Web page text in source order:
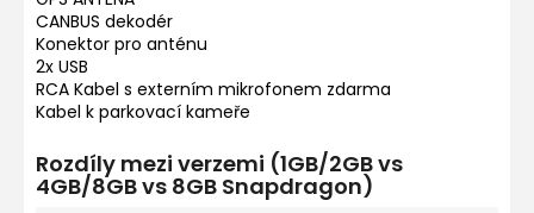
CANBUS dekodér
Konektor pro anténu
2x USB
RCA Kabel s externím mikrofonem zdarma
Kabel k parkovací kameře
Rozdíly mezi verzemi (1GB/2GB vs
4GB/8GB vs 8GB Snapdragon)